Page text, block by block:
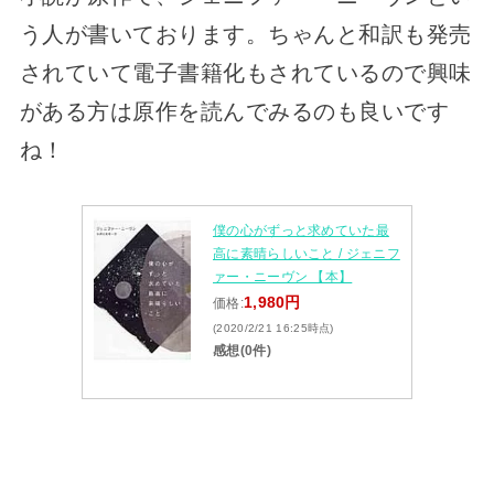
う人が書いております。ちゃんと和訳も発売
されていて電子書籍化もされているので興味
がある方は原作を読んでみるのも良いです
ね！
僕の心がずっと求めていた最
高に素晴らしいこと / ジェニフ
ァー・ニーヴン 【本】
価格:1,980円
(2020/2/21 16:25時点)
感想(0件)